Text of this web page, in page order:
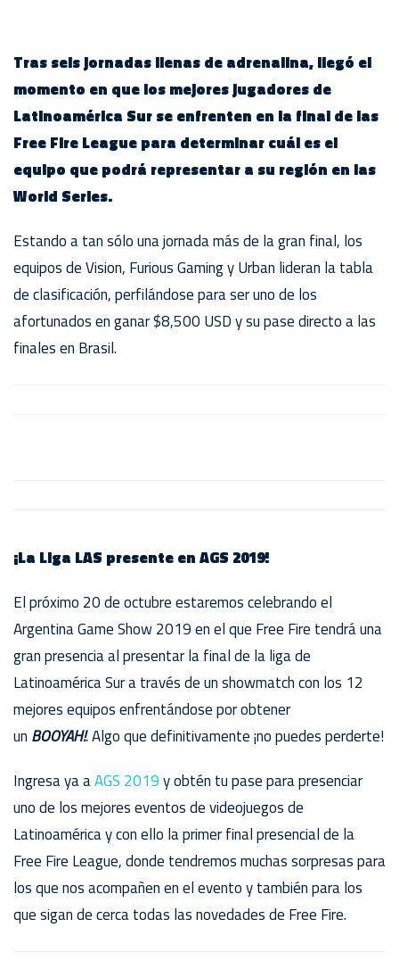
Tras seis jornadas llenas de adrenalina, llegó el
momento en que los mejores jugadores de
Latinoamérica Sur se enfrenten en la final de las
Free Fire League para determinar cuál es el
equipo que podrá representar a su región en las
World Series.
Estando a tan sólo una jornada más de la gran final, los
equipos de Vision, Furious Gaming y Urban lideran la tabla
de clasificación, perfilándose para ser uno de los
afortunados en ganar $8,500 USD y su pase directo a las
finales en Brasil.
¡La Liga LAS presente en AGS 2019!
El próximo 20 de octubre estaremos celebrando el
Argentina Game Show 2019 en el que Free Fire tendrá una
gran presencia al presentar la final de la liga de
Latinoamérica Sur a través de un showmatch con los 12
mejores equipos enfrentándose por obtener
un BOOYAH!.Algo que definitivamente ¡no puedes perderte!
Ingresa ya aAGS 2019y obtén tu pase para presenciar
uno de los mejores eventos de videojuegos de
Latinoamérica y con ello la primer final presencial de la
Free Fire League, donde tendremos muchas sorpresas para
los que nos acompañen en el evento y también para los
que sigan de cerca todas las novedades de Free Fire.